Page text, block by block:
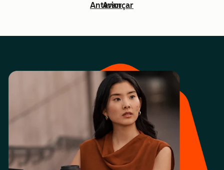
Anterior
Avançar